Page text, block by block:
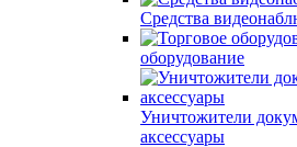
Средства
оборудование
Уничтожители
аксессуары